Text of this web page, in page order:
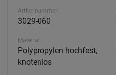
Artikelnummer
3029-060
Material
Polypropylen hochfest,
knotenlos